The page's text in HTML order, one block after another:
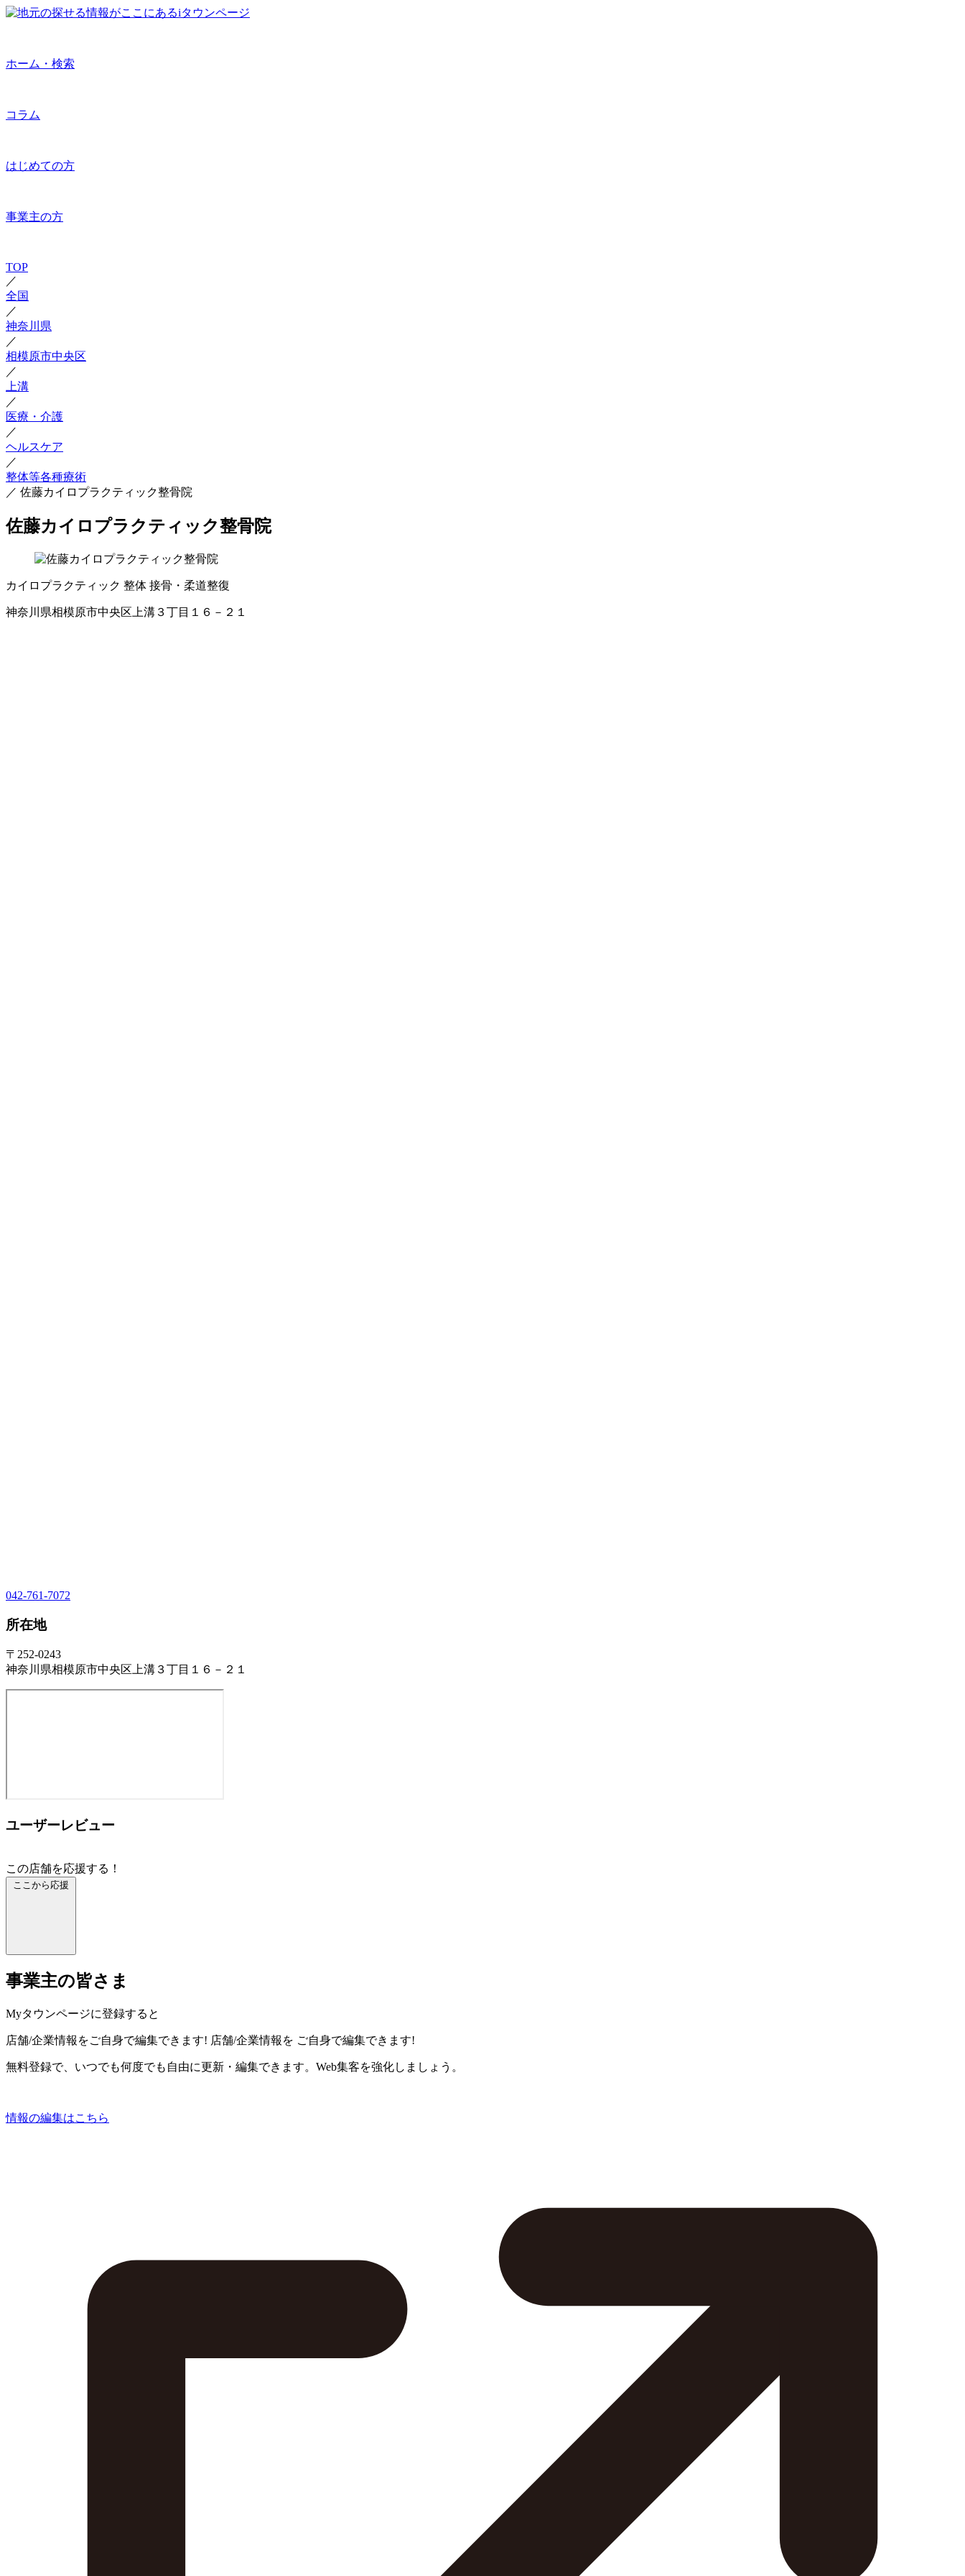
ホーム・検索
コラム
はじめての方
事業主の方
TOP
／
全国
／
神奈川県
／
相模原市中央区
／
上溝
／
医療・介護
／
ヘルスケア
／
整体等各種療術
／ 佐藤カイロプラクティック整骨院
佐藤カイロプラクティック整骨院
カイロプラクティック 整体 接骨・柔道整復
神奈川県相模原市中央区上溝３丁目１６－２１
042-761-7072
所在地
〒252-0243
神奈川県相模原市中央区上溝３丁目１６－２１
ユーザーレビュー
この店舗を応援する！
ここから応援
事業主の皆さま
Myタウンページに登録すると
店舗/企業情報をご自身で編集できます! 店舗/企業情報を ご自身で編集できます!
無料登録で、いつでも何度でも自由に更新・編集できます。Web集客を強化しましょう。
情報の編集はこちら